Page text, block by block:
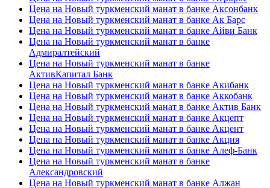
Цена на Новый туркменский манат в банке Аксонбанк
Цена на Новый туркменский манат в банке Ак Барс
Цена на Новый туркменский манат в банке Айви Банк
Цена на Новый туркменский манат в банке
Адмиралтейский
Цена на Новый туркменский манат в банке
АктивКапитал Банк
Цена на Новый туркменский манат в банке Акибанк
Цена на Новый туркменский манат в банке Аккобанк
Цена на Новый туркменский манат в банке Актив Банк
Цена на Новый туркменский манат в банке Акцепт
Цена на Новый туркменский манат в банке Акцент
Цена на Новый туркменский манат в банке Акция
Цена на Новый туркменский манат в банке Алеф-Банк
Цена на Новый туркменский манат в банке
Александровский
Цена на Новый туркменский манат в банке Алжан